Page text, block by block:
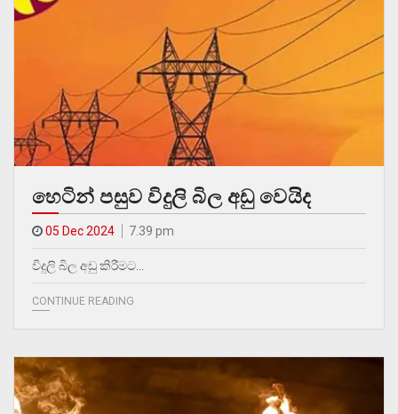
හෙටින් පසුව විදුලි බිල අඩු වෙයිද
05 Dec 2024 7.39 pm
විදුලි බිල අඩු කිරීමට…
CONTINUE READING